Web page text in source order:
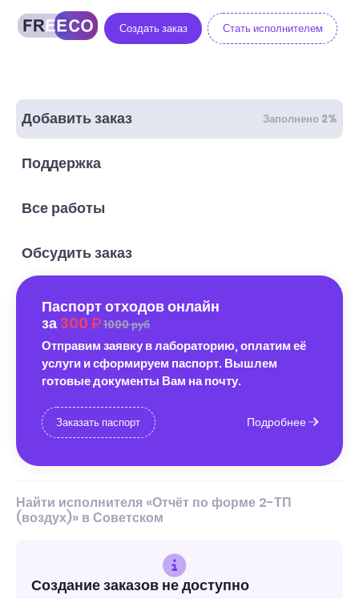
Создать заказ Стать исполнителем
Добавить заказ Заполнено 2%
Поддержка
Все работы
Обсудить заказ
Паспорт отходов онлайн
за 300 1000 руб
Отправим заявку в лабораторию, оплатим её
услуги и сформируем паспорт. Вышлем
готовые документы Вам на почту.
Заказать паспорт Подробнее
Найти исполнителя «Отчёт по форме 2-ТП
(воздух)» в Советском
Создание заказов не доступно